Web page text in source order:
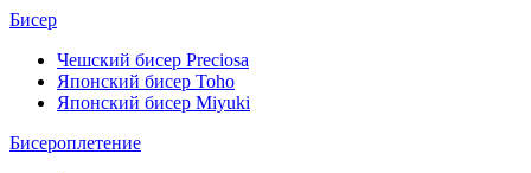
Бисер
Чешский бисер Preciosa
Японский бисер Toho
Японский бисер Miyuki
Бисероплетение